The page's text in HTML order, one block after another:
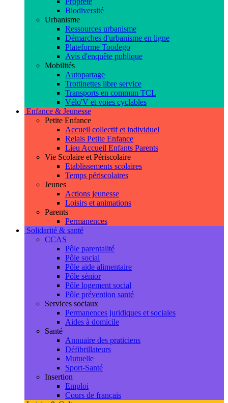
Biodiversité
Urbanisme
Ressources urbanisme
Démarches d'urbanisme en ligne
Plateforme Toodego
Avis d'enquête publique
Mobilités
Autopartage
Trottinettes libre service
Transports en commun TCL
Vélo'V et voies cyclables
Enfance & Jeunesse
Petite Enfance
Accueil collectif et individuel
Relais Petite Enfance
Lieu Accueil Enfants Parents
Vie Scolaire et Périscolaire
Etablissements scolaires
Temps périscolaires
Jeunes
Actions jeunesse
Loisirs et animations
Parents
Permanences
Solidarité & santé
CCAS
Pôle parentalité
Pôle social
Pôle aide alimentaire
Pôle sénior
Pôle logement social
Pôle prévention santé
Services sociaux
Permanences juridiques et sociales
Aides à domicile
Santé
Annuaire des praticiens
Défibrillateurs
Mutuelle
Sport-Santé
Insertion
Emploi
Cours de français